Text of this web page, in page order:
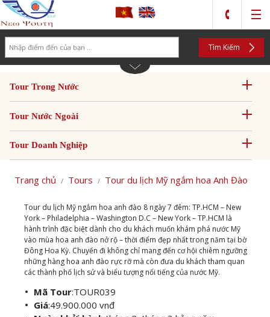
Tìm Kiếm
Tour Trong Nước
Tour Nước Ngoài
Tour Doanh Nghiệp
Trang chủ Tours Tour du lịch Mỹ ngắm hoa Anh Đào
Tour du lịch Mỹ ngắm hoa anh đào 8 ngày 7 đêm: TP.HCM – New
York – Philadelphia – Washington D.C – New York – TP.HCM là
hành trình đặc biệt dành cho du khách muốn khám phá nước Mỹ
vào mùa hoa anh đào nở rộ – thời điểm đẹp nhất trong năm tại bờ
Đông Hoa Kỳ. Chuyến đi không chỉ mang đến cơ hội chiêm ngưỡng
những hàng hoa anh đào rực rỡ mà còn đưa du khách tham quan
các thành phố lịch sử và biểu tượng nổi tiếng của nước Mỹ.
Mã Tour:TOUR039
Giá:49.900.000 vnđ